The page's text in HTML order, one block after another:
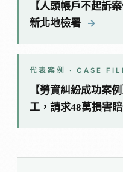
【人頭帳戶不起訴
新北地檢署
→
代表案例 · CASE
【勞資糾紛成功案
工，請求48萬損害